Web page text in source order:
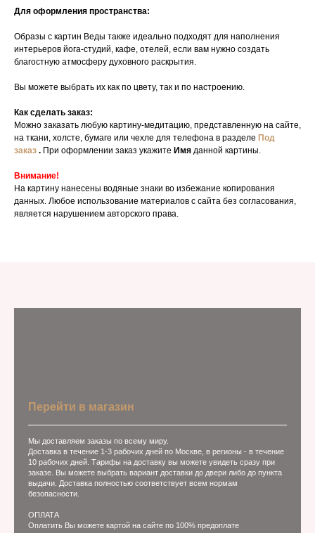
Для оформления пространства:
Образы с картин Веды также идеально подходят для наполнения
интерьеров йога-студий, кафе, отелей, если вам нужно создать
благостную атмосферу духовного раскрытия.
Вы можете выбрать их как по цвету, так и по настроению.
Как сделать заказ:
Можно заказать любую картину-медитацию, представленную на сайте,
на ткани, холсте, бумаге или чехле для телефона в разделе Под
заказ . При оформлении заказ укажите Имя данной картины.
Внимание!
На картину нанесены водяные знаки во избежание копирования
данных. Любое использование материалов с сайта без согласования,
является нарушением авторского права.
Перейти в магазин
Мы доставляем заказы по всему миру.
Доставка в течение 1-3 рабочих дней по Москве, в регионы - в течение
10 рабочих дней. Тарифы на доставку вы можете увидеть сразу при
заказе. Вы можете выбрать вариант доставки до двери либо до пункта
выдачи. Доставка полностью соответствует всем нормам
безопасности.
ОПЛАТА
Оплатить Вы можете картой на сайте по 100% предоплате